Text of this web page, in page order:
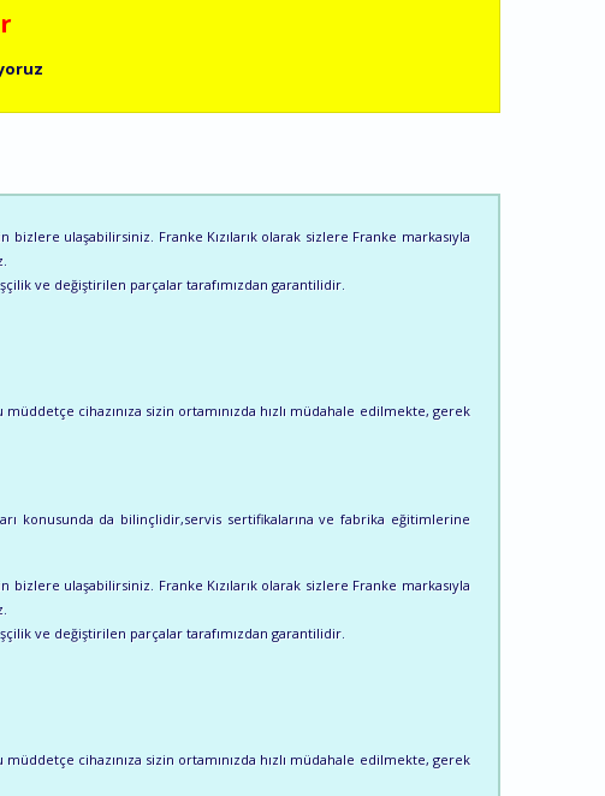
ulaşabilirsiniz. Franke Kızılarık olarak sizlere Franke markasıyla
ve değiştirilen parçalar tarafımızdan garantilidir.
cihazınıza sizin ortamınızda hızlı müdahale edilmekte, gerek
konusunda da bilinçlidir,servis sertifikalarına ve fabrika eğitimlerine
ulaşabilirsiniz. Franke Kızılarık olarak sizlere Franke markasıyla
ve değiştirilen parçalar tarafımızdan garantilidir.
cihazınıza sizin ortamınızda hızlı müdahale edilmekte, gerek